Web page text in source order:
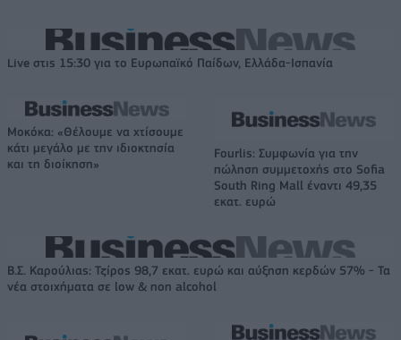
Live στις 15:30 για το Ευρωπαϊκό Παίδων, Ελλάδα-Ισπανία
Μοκόκα: «Θέλουμε να χτίσουμε
κάτι μεγάλο με την ιδιοκτησία
και τη διοίκηση»
Fourlis: Συμφωνία για την
πώληση συμμετοχής στο Sofia
South Ring Mall έναντι 49,35
εκατ. ευρώ
Β.Σ. Καρούλιας: Τζίρος 98,7 εκατ. ευρώ και αύξηση κερδών 57% - Τα
νέα στοιχήματα σε low & non alcohol